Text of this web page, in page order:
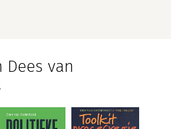
Dees van